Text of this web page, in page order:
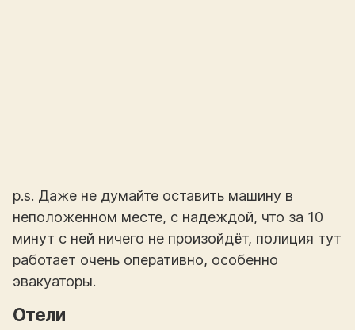
p.s. Даже не думайте оставить машину в
неположенном месте, с надеждой, что за 10
минут с ней ничего не произойдёт, полиция тут
работает очень оперативно, особенно
эвакуаторы.
Отели